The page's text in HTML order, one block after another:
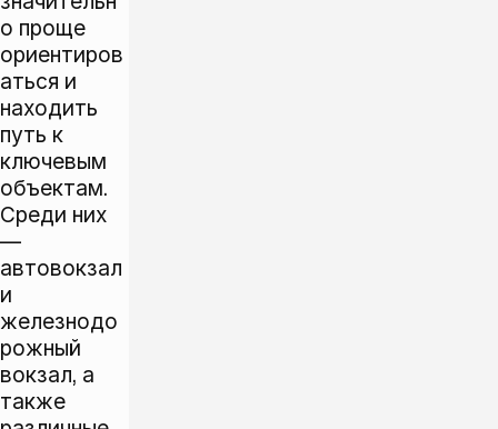
о проще
ориентиров
аться и
находить
путь к
ключевым
объектам.
Среди них
—
автовокзал
и
железнодо
рожный
вокзал, а
также